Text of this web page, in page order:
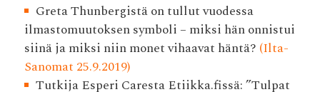
Greta Thunbergistä on tullut vuodessa
ilmastomuutoksen symboli – miksi hän onnistui
siinä ja miksi niin monet vihaavat häntä? (Ilta-
Sanomat 25.9.2019)
Tutkija Esperi Caresta Etiikka.fissä: ”Tulpat